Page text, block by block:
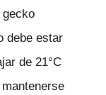
gecko
debe estar
de 21°C